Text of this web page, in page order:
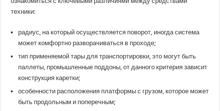
техники:
радиус, на который осуществляется поворот, иногда система
может комфортно разворачиваться в проходе;
тип применяемой тары для транспортировки, это могут быть
паллеты, промышленные поддоны, от данного критерия зависит
конструкция каретки;
особенности расположения платформы с грузом, которое может
быть продольным и поперечным;